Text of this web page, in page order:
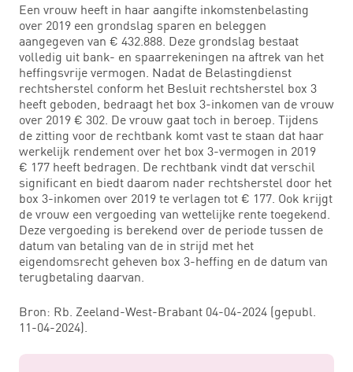
Een vrouw heeft in haar aangifte inkomstenbelasting
over 2019 een grondslag sparen en beleggen
aangegeven van € 432.888. Deze grondslag bestaat
volledig uit bank- en spaarrekeningen na aftrek van het
heffingsvrije vermogen. Nadat de Belastingdienst
rechtsherstel conform het Besluit rechtsherstel box 3
heeft geboden, bedraagt het box 3-inkomen van de vrouw
over 2019 € 302. De vrouw gaat toch in beroep. Tijdens
de zitting voor de rechtbank komt vast te staan dat haar
werkelijk rendement over het box 3-vermogen in 2019
€ 177 heeft bedragen. De rechtbank vindt dat verschil
significant en biedt daarom nader rechtsherstel door het
box 3-inkomen over 2019 te verlagen tot € 177. Ook krijgt
de vrouw een vergoeding van wettelijke rente toegekend.
Deze vergoeding is berekend over de periode tussen de
datum van betaling van de in strijd met het
eigendomsrecht geheven box 3-heffing en de datum van
terugbetaling daarvan.
Bron: Rb. Zeeland-West-Brabant 04-04-2024 (gepubl.
11-04-2024).